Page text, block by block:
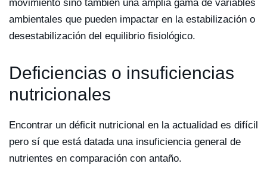
movimiento sino también una amplia gama de variables
ambientales que pueden impactar en la estabilización o
desestabilización del equilibrio fisiológico.
Deficiencias o insuficiencias
nutricionales
Encontrar un déficit nutricional en la actualidad es difícil
pero sí que está datada una insuficiencia general de
nutrientes en comparación con antaño.